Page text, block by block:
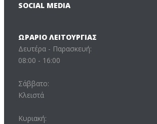
SOCIAL MEDIA
ΩΡΆΡΙΟ ΛΕΙΤΟΥΡΓΊΑΣ
Δευτέρα - Παρασκευή:
08:00 - 16:00
Σάββατο:
Κλειστά
Κυριακή: